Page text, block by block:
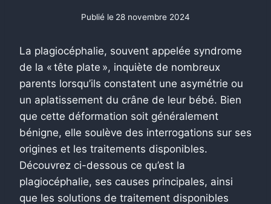
Publié le 28 novembre 2024
La plagiocéphalie, souvent appelée syndrome
de la « tête plate », inquiète de nombreux
parents lorsqu’ils constatent une asymétrie ou
un aplatissement du crâne de leur bébé. Bien
que cette déformation soit généralement
bénigne, elle soulève des interrogations sur ses
origines et les traitements disponibles.
Découvrez ci-dessous ce qu’est la
plagiocéphalie, ses causes principales, ainsi
que les solutions de traitement disponibles